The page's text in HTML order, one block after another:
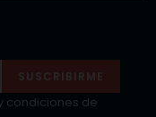
SUSCRIBIRME
condiciones de